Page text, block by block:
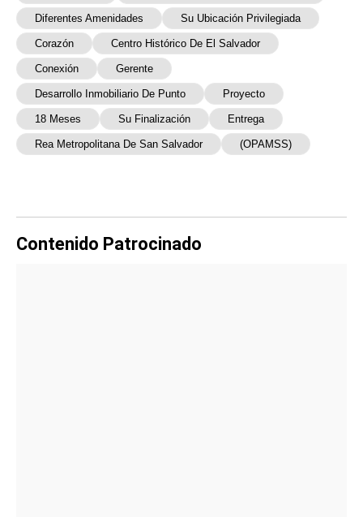
Diferentes Amenidades Su Ubicación Privilegiada
Corazón Centro Histórico De El Salvador
Conexión Gerente
Desarrollo Inmobiliario De Punto Proyecto
18 Meses Su Finalización Entrega
Rea Metropolitana De San Salvador (OPAMSS)
Contenido Patrocinado